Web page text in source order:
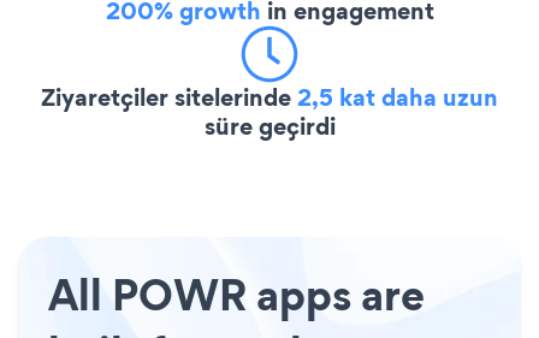
200% growth in engagement
Ziyaretçiler sitelerinde2,5 kat daha uzun
süre geçirdi
All POWR apps are